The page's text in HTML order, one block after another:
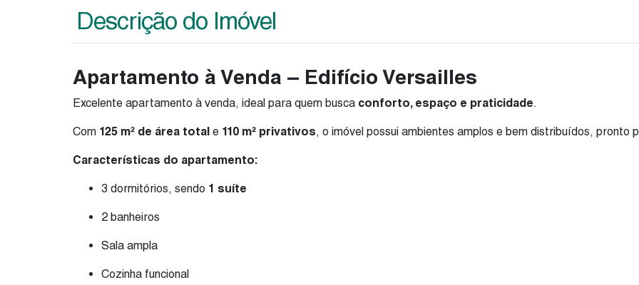
Descrição do Imóvel
Apartamento à Venda – Edifício Versailles
Excelente apartamento à venda, ideal para quem busca conforto, espaço e praticidade.
Com 125 m² de área total e 110 m² privativos, o imóvel possui ambientes amplos e bem distribuídos, pronto
Características do apartamento:
3 dormitórios, sendo 1 suíte
2 banheiros
Sala ampla
Cozinha funcional